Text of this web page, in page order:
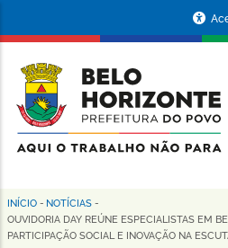
conteúdo
principal
da
Prefeitura
de
Horizonte
Trilha
INÍCIO - NOTÍCIAS -
OUVIDORIA DAY REÚNE ESPECIALISTAS EM
PARTICIPAÇÃO SOCIAL E INOVAÇÃO NA